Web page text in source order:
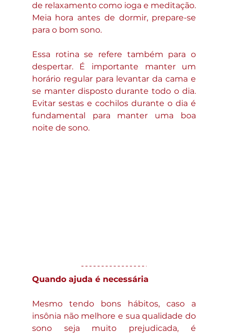
de relaxamento como ioga e meditação.
Meia hora antes de dormir, prepare-se
para o bom sono.
Essa rotina se refere também para o
despertar. É importante manter um
horário regular para levantar da cama e
se manter disposto durante todo o dia.
Evitar sestas e cochilos durante o dia é
fundamental para manter uma boa
noite de sono.
Quando ajuda é necessária
Mesmo tendo bons hábitos, caso a
insônia não melhore e sua qualidade do
sono seja muito prejudicada, é